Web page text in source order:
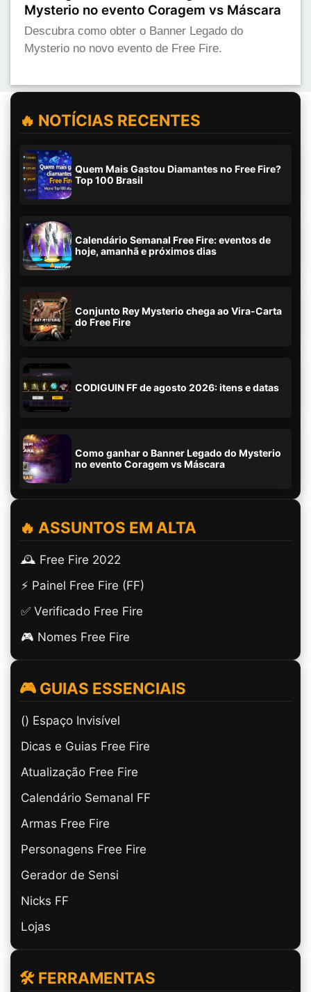
Mysterio no evento Coragem vs Máscara
Descubra como obter o Banner Legado do
Mysterio no novo evento de Free Fire.
🔥 NOTÍCIAS RECENTES
Quem Mais Gastou Diamantes no Free Fire?
Top 100 Brasil
Calendário Semanal Free Fire: eventos de
hoje, amanhã e próximos dias
Conjunto Rey Mysterio chega ao Vira-Carta
do Free Fire
CODIGUIN FF de agosto 2026: itens e datas
Como ganhar o Banner Legado do Mysterio
no evento Coragem vs Máscara
🔥 ASSUNTOS EM ALTA
🕰️ Free Fire 2022
⚡ Painel Free Fire (FF)
✅ Verificado Free Fire
🎮 Nomes Free Fire
🎮 GUIAS ESSENCIAIS
(ㅤ) Espaço Invisível
Dicas e Guias Free Fire
Atualização Free Fire
Calendário Semanal FF
Armas Free Fire
Personagens Free Fire
Gerador de Sensi
Nicks FF
Lojas
🛠️ FERRAMENTAS